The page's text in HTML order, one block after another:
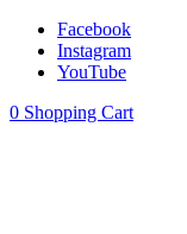
Facebook
Instagram
YouTube
0 Shopping Cart